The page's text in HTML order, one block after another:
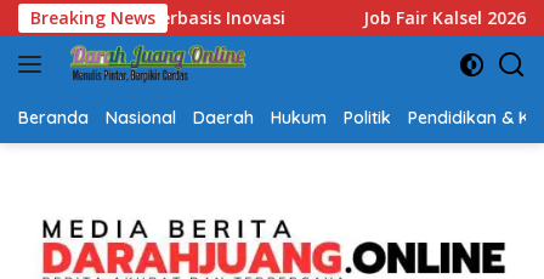
Langsung
ke
konten
Breaking News
2026 Dibuka, Sediakan Hampir 2.000 Lowongan Kerja dan
Beranda Nasional Daerah Hukum Politik Pendidikan &